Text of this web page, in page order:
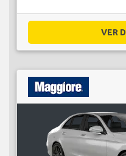
VER